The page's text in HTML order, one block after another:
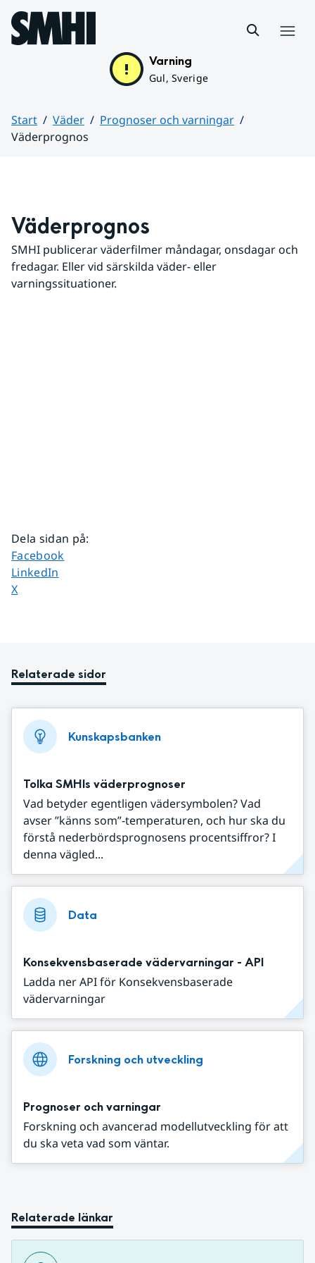
Hoppa till sidans innehåll
Varning
Gul, Sverige
Start Väder
Prognoser och varningar
Väderprognos
Väderprognos
SMHI publicerar väderfilmer måndagar, onsdagar och
fredagar. Eller vid särskilda väder- eller
varningssituationer.
Dela sidan på:
Dela sidan på
Facebook
Dela sidan på
LinkedIn
Dela sidan på
X
Relaterade sidor
Kunskapsbanken
Tolka SMHIs väderprognoser
Vad betyder egentligen vädersymbolen? Vad
avser ”känns som”-temperaturen, och hur ska du
förstå nederbördsprognosens procentsiffror? I
denna vägled...
Data
Konsekvensbaserade vädervarningar - API
Ladda ner API för Konsekvensbaserade
vädervarningar
Forskning och utveckling
Prognoser och varningar
Forskning och avancerad modellutveckling för att
du ska veta vad som väntar.
Relaterade länkar